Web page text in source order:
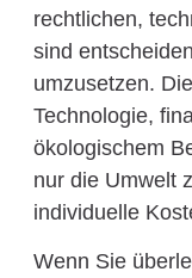
rechtlichen,
sind
umzusetzen.
Technologie,
ökologischem
nur die Umwelt
individuelle
Wenn Sie